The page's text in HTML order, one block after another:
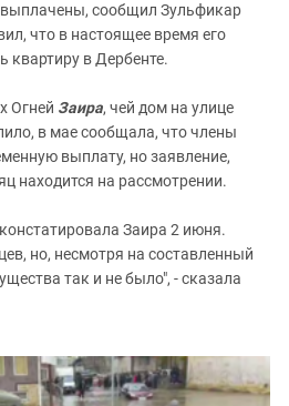
сообщил Зульфикар
что в настоящее время его
квартиру в Дербенте.
Огней Заира, чей дом на улице
в мае сообщала, что члены
выплату, но заявление,
находится на рассмотрении.
Заира 2 июня.
но, несмотря на составленный
так и не было", - сказала